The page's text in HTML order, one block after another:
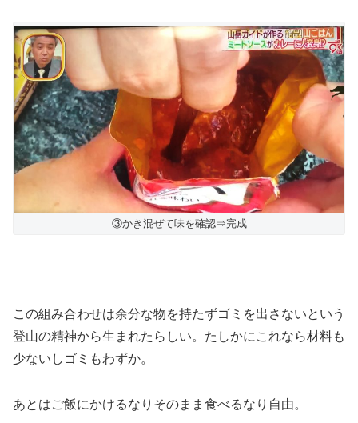
③かき混ぜて味を確認⇒完成
この組み合わせは余分な物を持たずゴミを出さないという
登山の精神から生まれたらしい。たしかにこれなら材料も
少ないしゴミもわずか。
あとはご飯にかけるなりそのまま食べるなり自由。